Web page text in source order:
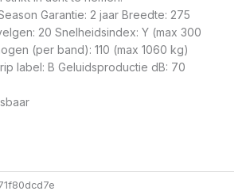
Garantie: 2 jaar Breedte: 275
20 Snelheidsindex: Y (max 300
(per band): 110 (max 1060 kg)
label: B Geluidsproductie dB: 70